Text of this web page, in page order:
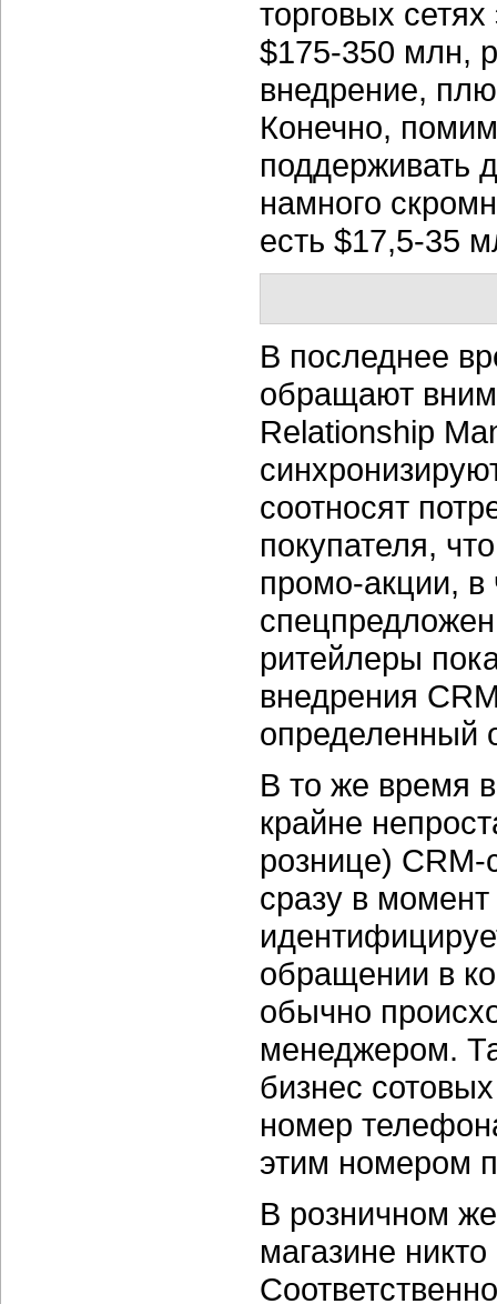
торговых
$175-350 млн,
внедрение,
Конечно,
поддерживать
намного
есть $17,5-35
В последнее
обращают
Relationship
соотносят
покупателя,
промо-акции, в
ритейлеры
внедрения
определенный
В то же время
крайне
рознице) CRM-
сразу в
обращении в
обычно
менеджером.
бизнес
номер
этим номером
В розничном
магазине